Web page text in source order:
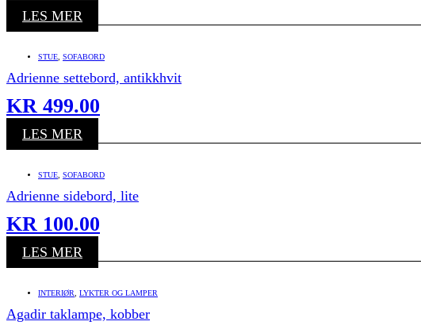
LES MER
STUE SOFABORD
Adrienne settebord, antikkhvit
KR 499.00
LES MER
STUE SOFABORD
Adrienne sidebord, lite
KR 100.00
LES MER
INTERIØR LYKTER OG LAMPER
Agadir taklampe, kobber